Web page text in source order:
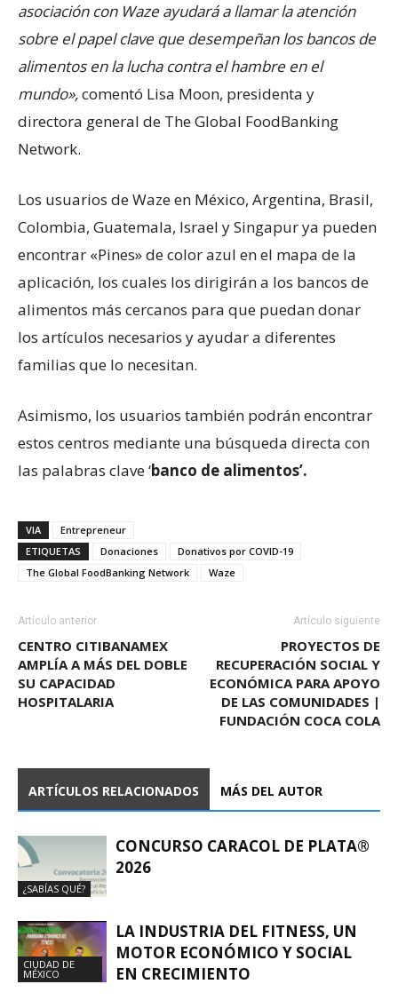
asociación con Waze ayudará a llamar la atención
sobre el papel clave que desempeñan los bancos de
alimentos en la lucha contra el hambre en el
mundo»,comentó Lisa Moon, presidenta y
directora general de The Global FoodBanking
Network.
Los usuarios de Waze en México, Argentina, Brasil,
Colombia, Guatemala, Israel y Singapur ya pueden
encontrar «Pines» de color azul en el mapa de la
aplicación, los cuales los dirigirán a los bancos de
alimentos más cercanos para que puedan donar
los artículos necesarios y ayudar a diferentes
familias que lo necesitan.
Asimismo, los usuarios también podrán encontrar
estos centros mediante una búsqueda directa con
las palabras clave ‘banco de alimentos’.
VIA
Entrepreneur
ETIQUETAS
Donaciones
Donativos por COVID-19
The Global FoodBanking Network
Waze
Artículo anterior
CENTRO CITIBANAMEX
AMPLÍA A MÁS DEL DOBLE
SU CAPACIDAD
HOSPITALARIA
Artículo siguiente
PROYECTOS DE
RECUPERACIÓN SOCIAL Y
ECONÓMICA PARA APOYO
DE LAS COMUNIDADES |
FUNDACIÓN COCA COLA
ARTÍCULOS RELACIONADOS MÁS DEL AUTOR
¿SABÍAS QUÉ?
CONCURSO CARACOL DE PLATA®
2026
CIUDAD DE
MÉXICO
LA INDUSTRIA DEL FITNESS, UN
MOTOR ECONÓMICO Y SOCIAL
EN CRECIMIENTO